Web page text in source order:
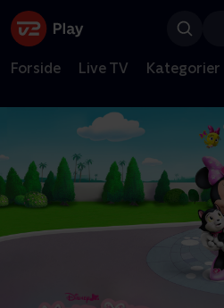
Forside Live TV Kategorier